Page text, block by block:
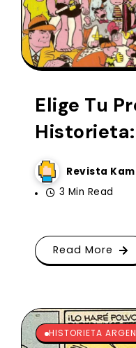
Elige Tu
Revista
3 Min Read
Read More
HISTORIETA